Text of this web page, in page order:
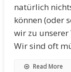
natürlich
können (oder
wir zu
Wir sind oft
Read More